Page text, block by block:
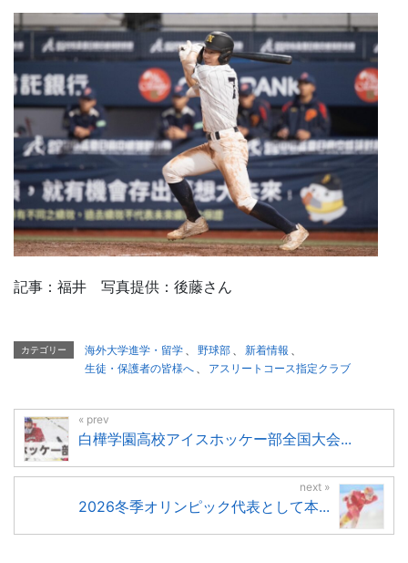
記事：福井 写真提供：後藤さん
カテゴリー 海外大学進学・留学 、 野球部 、 新着情報 、
生徒・保護者の皆様へ 、 アスリートコース指定クラブ
白樺学園高校アイスホッケー部全国大会...
2026冬季オリンピック代表として本...